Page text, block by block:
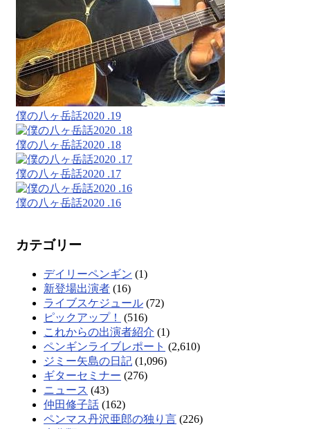
僕の八ヶ岳話2020 .19
僕の八ヶ岳話2020 .18
僕の八ヶ岳話2020 .17
僕の八ヶ岳話2020 .16
カテゴリー
デイリーペンギン (1)
新登場出演者 (16)
ライブスケジュール (72)
ピックアップ！
(516)
これからの出演者紹介 (1)
ペンギンライブレポート (2,610)
ジミー矢島の日記 (1,096)
ギターセミナー (276)
ニュース (43)
仲田修子話 (162)
ペンマス丹沢亜郎の独り言 (226)